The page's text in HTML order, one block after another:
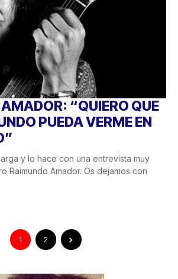
“QUIERO QUE
PUEDA VERME EN
y lo hace con una entrevista muy
Raimundo Amador. Os dejamos con
1 2